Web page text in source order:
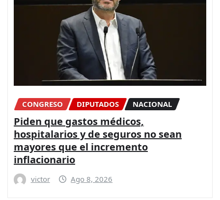
CONGRESO DIPUTADOS NACIONAL
Piden que gastos médicos,
hospitalarios y de seguros no sean
mayores que el incremento
inflacionario
victor Ago 8, 2026